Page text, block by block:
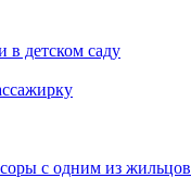
в детском саду
с одним из жильцов